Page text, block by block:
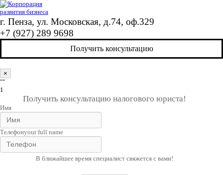
г. Пенза, ул. Московская, д.74, оф.329
+7 (927) 289 9698
Получить консультацию
×
""
1
Получить консультацию налогового юриста!
Имя
Телефонyour full name
В ближайшее время специалист свяжется с вами!